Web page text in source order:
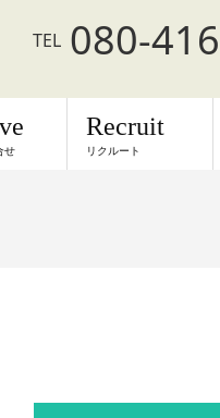
TEL 080-
せ
Recruit
リクルート